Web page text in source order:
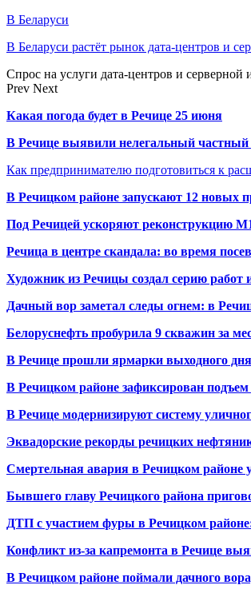
В Беларуси
В Беларуси растёт рынок дата-центров и
Спрос на услуги дата-центров и
Prev Next
Какая погода будет в Речице 25 июня
В Речице выявили нелегальный частный
Как предпринимателю подготовиться к
В Речицком районе запускают 12 новых
Под Речицей ускоряют реконструкцию
Речица в центре скандала: во время
Художник из Речицы создал серию работ
Дачный вор заметал следы огнем: в
Белоруснефть пробурила 9 скважин за
В Речице прошли ярмарки выходного
В Речицком районе зафиксирован
В Речице модернизируют систему
Эквадорские рекорды речицких
Смертельная авария в Речицком районе
Бывшего главу Речицкого района
ДТП с участием фуры в Речицком
Конфликт из-за капремонта в Речице
В Речицком районе поймали дачного